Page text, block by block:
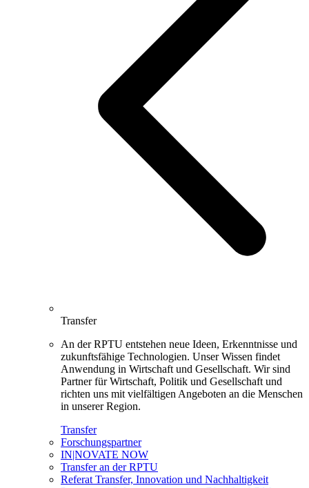
Transfer
An der RPTU entstehen neue Ideen, Erkenntnisse und
zukunftsfähige Technologien. Unser Wissen findet
Anwendung in Wirtschaft und Gesellschaft. Wir sind
Partner für Wirtschaft, Politik und Gesellschaft und
richten uns mit vielfältigen Angeboten an die Menschen
in unserer Region.
Transfer
Forschungspartner
IN|NOVATE NOW
Transfer an der RPTU
Referat Transfer, Innovation und Nachhaltigkeit